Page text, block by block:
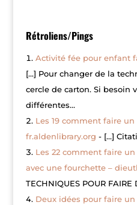
Rétroliens/Pings
Activité fée pour enfant
[…] Pour changer de la
cercle de carton. Si besoin
différentes…
Les 19 comment faire
fr.aldenlibrary.org - […]
Les 22 comment faire
avec une fourchette –
TECHNIQUES POUR
Deux idées pour faire